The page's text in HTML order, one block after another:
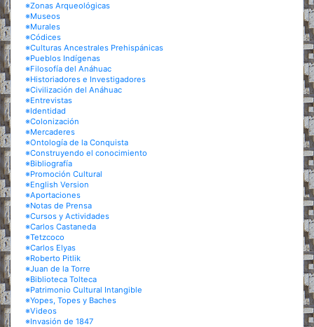
※Zonas Arqueológicas
※Museos
※Murales
※Códices
※Culturas Ancestrales Prehispánicas
※Pueblos Indígenas
※Filosofía del Anáhuac
※Historiadores e Investigadores
※Civilización del Anáhuac
※Entrevistas
※Identidad
※Colonización
※Mercaderes
※Ontología de la Conquista
※Construyendo el conocimiento
※Bibliografía
※Promoción Cultural
※English Version
※Aportaciones
※Notas de Prensa
※Cursos y Actividades
※Carlos Castaneda
※Tetzcoco
※Carlos Elyas
※Roberto Pitlik
※Juan de la Torre
※Biblioteca Tolteca
※Patrimonio Cultural Intangible
※Yopes, Topes y Baches
※Videos
※Invasión de 1847